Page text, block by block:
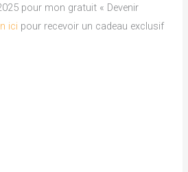
pour mon gratuit « Devenir
ici pour recevoir un cadeau exclusif